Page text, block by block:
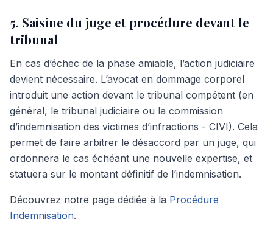
5. Saisine du juge et procédure devant le
tribunal
En cas d’échec de la phase amiable, l’action judiciaire
devient nécessaire. L’avocat en dommage corporel
introduit une action devant le tribunal compétent (en
général, le tribunal judiciaire ou la commission
d’indemnisation des victimes d’infractions - CIVI). Cela
permet de faire arbitrer le désaccord par un juge, qui
ordonnera le cas échéant une nouvelle expertise, et
statuera sur le montant définitif de l’indemnisation.
Découvrez notre page dédiée à la Procédure
Indemnisation.